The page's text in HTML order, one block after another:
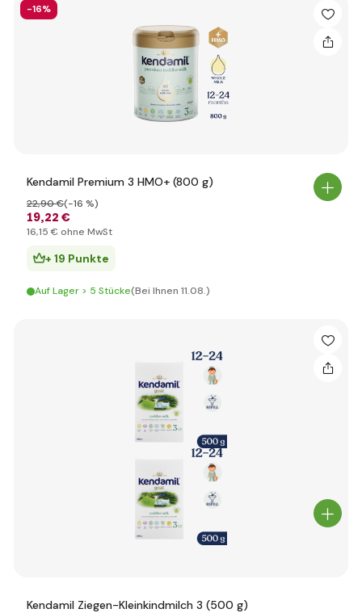
-16%
Kendamil Premium 3 HMO+ (800 g)
19,22 €
22,90 €(-16 %)
16,15 € ohne MwSt
+ 19 Punkte
Auf Lager > 5 Stücke(Bei Ihnen 11.08.)
Kendamil Ziegen-Kleinkindmilch 3 (500 g)